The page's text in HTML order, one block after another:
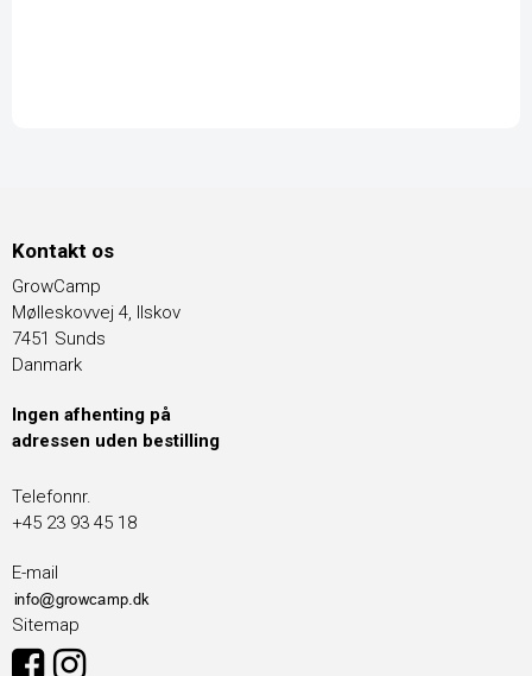
Kontakt os
GrowCamp
Mølleskovvej 4, Ilskov
7451 Sunds
Danmark
Ingen afhenting på
adressen uden bestilling
Telefonnr.
+45 23 93 45 18
E-mail
Sitemap